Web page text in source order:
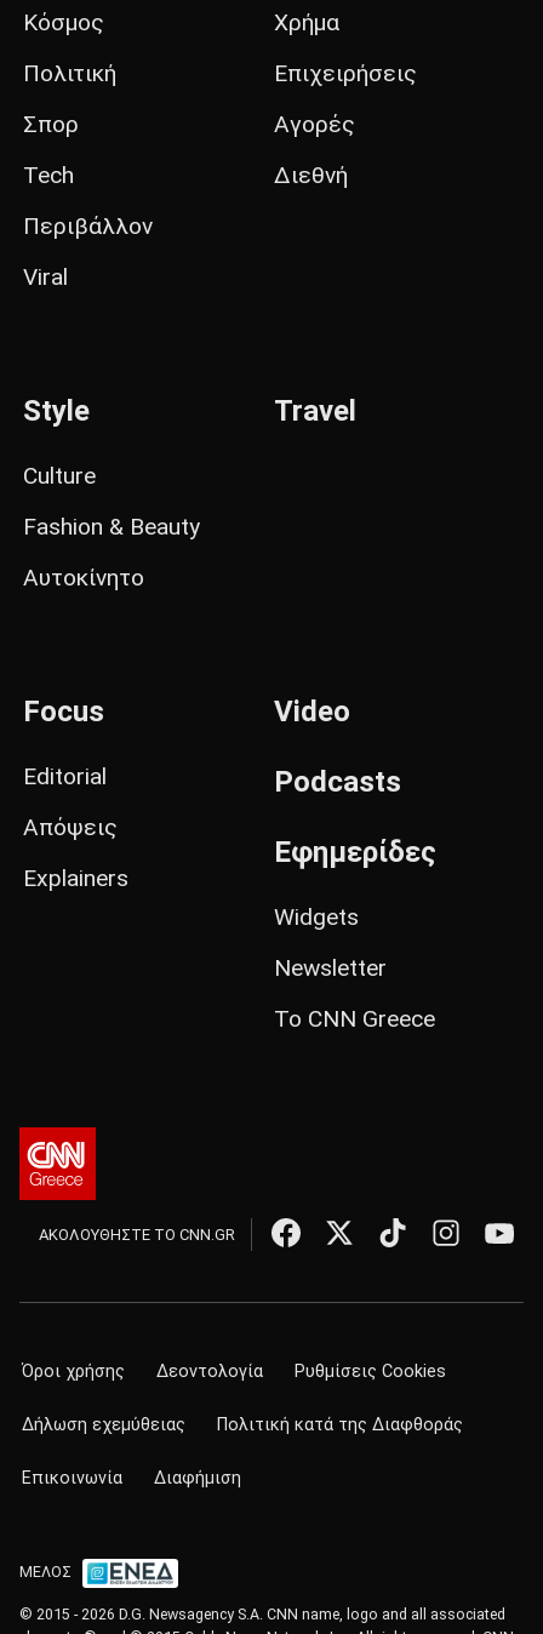
Κόσμος
Πολιτική
Σπορ
Tech
Περιβάλλον
Viral
Χρήμα
Επιχειρήσεις
Αγορές
Διεθνή
Style
Culture
Fashion & Beauty
Αυτοκίνητο
Travel
Focus
Editorial
Απόψεις
Explainers
Video
Podcasts
Εφημερίδες
Widgets
Newsletter
Το CNN Greece
ΑΚΟΛΟΥΘΗΣΤΕ ΤΟ CNN.GR
Όροι χρήσης Δεοντολογία Ρυθμίσεις Cookies
Δήλωση εχεμύθειας Πολιτική κατά της Διαφθοράς
Επικοινωνία Διαφήμιση
ΜΕΛΟΣ
© 2015 - 2026 D.G. Newsagency S.A. CNN name, logo and all associated